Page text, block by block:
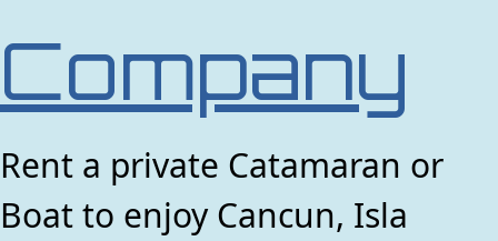
Company
Rent a private Catamaran or
Boat to enjoy Cancun, Isla